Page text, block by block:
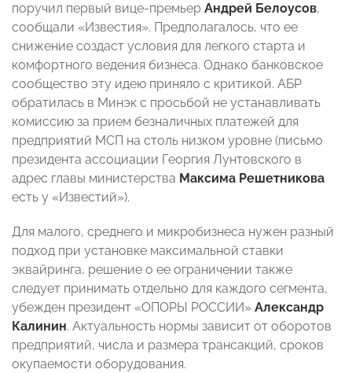
поручил первый вице-премьер Андрей Белоусов,
сообщали «Известия». Предполагалось, что ее
снижение создаст условия для легкого старта и
комфортного ведения бизнеса. Однако банковское
сообщество эту идею приняло с критикой. АБР
обратилась в Минэк с просьбой не устанавливать
комиссию за прием безналичных платежей для
предприятий МСП на столь низком уровне (письмо
президента ассоциации Георгия Лунтовского в
адрес главы министерства Максима Решетникова
есть у «Известий»).
Для малого, среднего и микробизнеса нужен разный
подход при установке максимальной ставки
эквайринга, решение о ее ограничении также
следует принимать отдельно для каждого сегмента,
убежден президент «ОПОРЫ РОССИИ» Александр
Калинин. Актуальность нормы зависит от оборотов
предприятий, числа и размера трансакций, сроков
окупаемости оборудования.